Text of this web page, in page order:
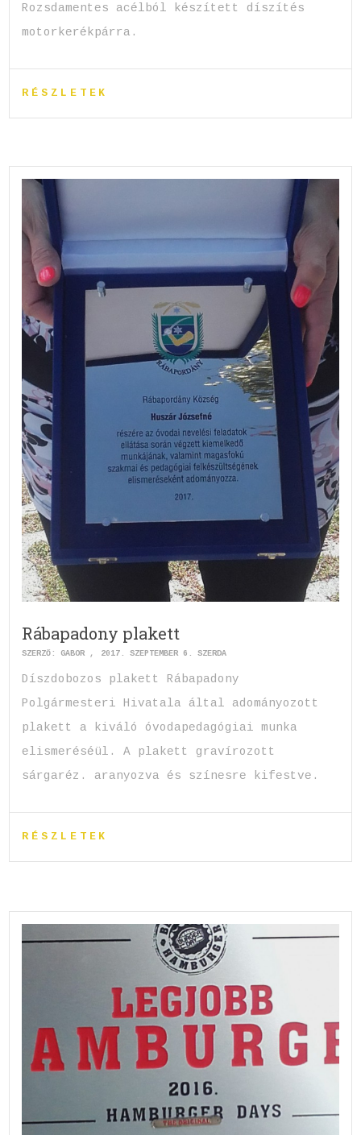
Rozsdamentes acélból készített díszítés
motorkerékpárra.
RÉSZLETEK
Rábapadony plakett
SZERZŐ:GABOR 2017. SZEPTEMBER 6. SZERDA
Díszdobozos plakett Rábapadony
Polgármesteri Hivatala által adományozott
plakett a kiváló óvodapedagógiai munka
elismeréséül. A plakett gravírozott
sárgaréz. aranyozva és színesre kifestve.
RÉSZLETEK